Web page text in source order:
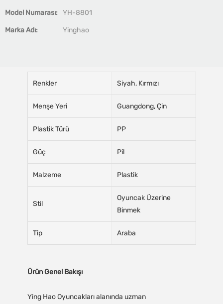
Model Numarası: YH-8801
Marka Adı: Yinghao
Renkler Siyah, Kırmızı
Menşe Yeri Guangdong, Çin
Plastik Türü PP
Güç Pil
Malzeme Plastik
Stil
Oyuncak Üzerine
Binmek
Tip Araba
Ürün Genel Bakışı
Ying Hao Oyuncakları alanında uzman